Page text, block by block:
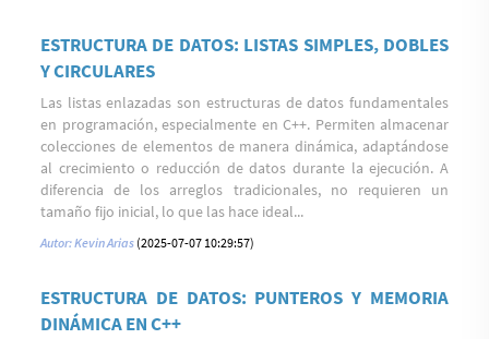
ESTRUCTURA DE DATOS: LISTAS SIMPLES, DOBLES
Y CIRCULARES
Las listas enlazadas son estructuras de datos fundamentales
en programación, especialmente en C++. Permiten almacenar
colecciones de elementos de manera dinámica, adaptándose
al crecimiento o reducción de datos durante la ejecución. A
diferencia de los arreglos tradicionales, no requieren un
tamaño fijo inicial, lo que las hace ideal...
Autor: Kevin Arias (2025-07-07 10:29:57)
ESTRUCTURA DE DATOS: PUNTEROS Y MEMORIA
DINÁMICA EN C++